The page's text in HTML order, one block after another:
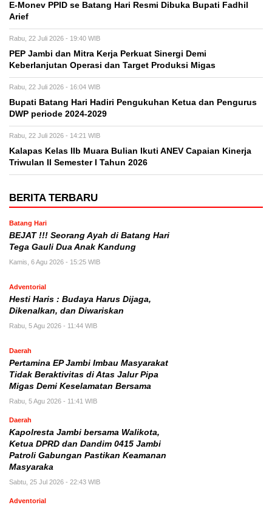
E-Monev PPID se Batang Hari Resmi Dibuka Bupati Fadhil
Arief
Rabu, 22 Juli 2026 - 19:40 WIB
PEP Jambi dan Mitra Kerja Perkuat Sinergi Demi
Keberlanjutan Operasi dan Target Produksi Migas
Rabu, 22 Juli 2026 - 16:04 WIB
Bupati Batang Hari Hadiri Pengukuhan Ketua dan Pengurus
DWP periode 2024-2029
Rabu, 22 Juli 2026 - 14:21 WIB
Kalapas Kelas IIb Muara Bulian Ikuti ANEV Capaian Kinerja
Triwulan II Semester I Tahun 2026
BERITA TERBARU
Batang Hari
BEJAT !!! Seorang Ayah di Batang Hari
Tega Gauli Dua Anak Kandung
Kamis, 6 Agu 2026 - 15:25 WIB
Adventorial
Hesti Haris : Budaya Harus Dijaga,
Dikenalkan, dan Diwariskan
Rabu, 5 Agu 2026 - 11:44 WIB
Daerah
Pertamina EP Jambi Imbau Masyarakat
Tidak Beraktivitas di Atas Jalur Pipa
Migas Demi Keselamatan Bersama
Rabu, 5 Agu 2026 - 11:41 WIB
Daerah
Kapolresta Jambi bersama Walikota,
Ketua DPRD dan Dandim 0415 Jambi
Patroli Gabungan Pastikan Keamanan
Masyaraka
Sabtu, 25 Jul 2026 - 22:43 WIB
Adventorial